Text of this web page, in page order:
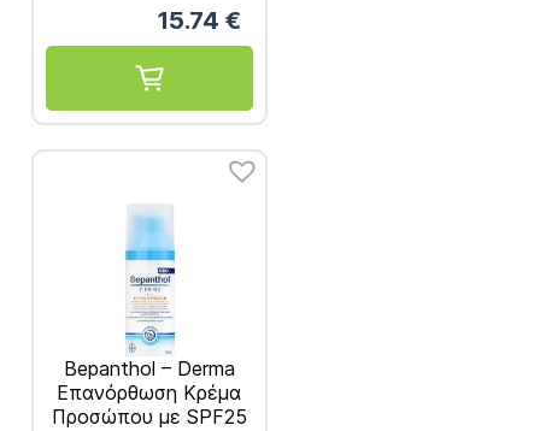
50ml15.74 €
Bepanthol – Derma
Επανόρθωση Κρέμα
Προσώπου με SPF25